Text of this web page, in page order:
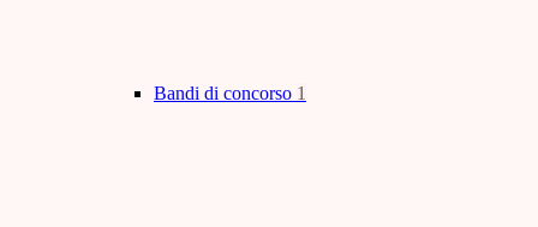
Bandi di concorso 1